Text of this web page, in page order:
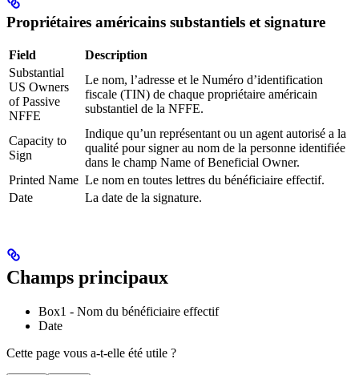
Propriétaires américains substantiels et signature
Field
Description
Substantial
US Owners
of Passive
NFFE
Le nom, l’adresse et le Numéro d’identification
fiscale (TIN) de chaque propriétaire américain
substantiel de la NFFE.
Capacity to
Sign
Indique qu’un représentant ou un agent autorisé a la
qualité pour signer au nom de la personne identifiée
dans le champ Name of Beneficial Owner.
Printed Name Le nom en toutes lettres du bénéficiaire effectif.
Date
La date de la signature.
Champs principaux
Box1 - Nom du bénéficiaire effectif
Date
Cette page vous a-t-elle été utile ?